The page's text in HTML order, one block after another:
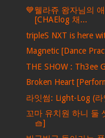
💙웰라쥬 왕자님의
[CHAElog 채...
tripleS NXT is here
Magnetic [Dance
THE SHOW : Th3ee
Broken Heart
라잇썸: Light-Log (
꼬마 유치원 하니 둘
🧺]